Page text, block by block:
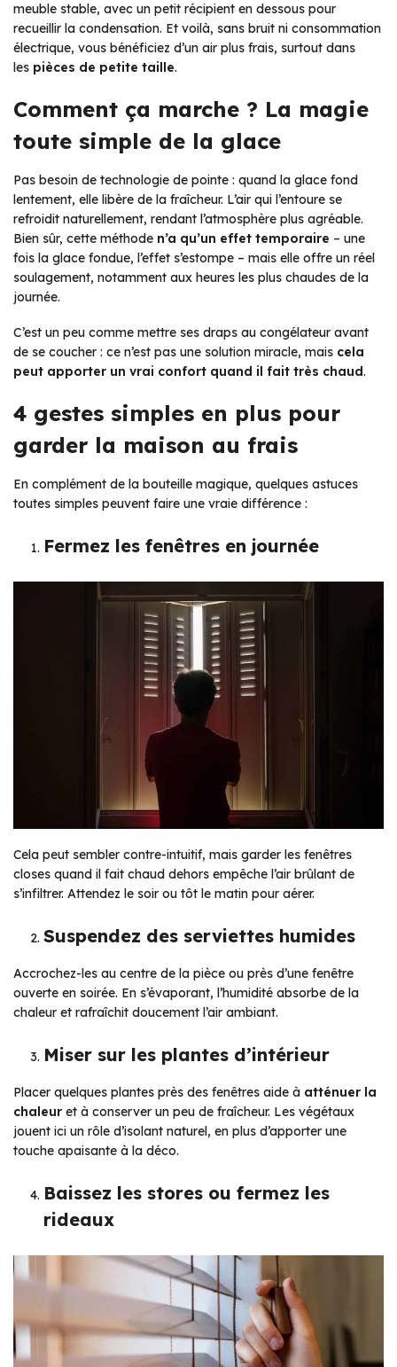
meuble stable, avec un petit récipient en dessous pour
recueillir la condensation. Et voilà, sans bruit ni consommation
électrique, vous bénéficiez d’un air plus frais, surtout dans
les pièces de petite taille.
Comment ça marche ? La magie
toute simple de la glace
Pas besoin de technologie de pointe : quand la glace fond
lentement, elle libère de la fraîcheur. L’air qui l’entoure se
refroidit naturellement, rendant l’atmosphère plus agréable.
Bien sûr, cette méthode n’a qu’un effet temporaire – une
fois la glace fondue, l’effet s’estompe – mais elle offre un réel
soulagement, notamment aux heures les plus chaudes de la
journée.
C’est un peu comme mettre ses draps au congélateur avant
de se coucher : ce n’est pas une solution miracle, mais cela
peut apporter un vrai confort quand il fait très chaud.
4 gestes simples en plus pour
garder la maison au frais
En complément de la bouteille magique, quelques astuces
toutes simples peuvent faire une vraie différence :
Fermez les fenêtres en journée
Cela peut sembler contre-intuitif, mais garder les fenêtres
closes quand il fait chaud dehors empêche l’air brûlant de
s’infiltrer. Attendez le soir ou tôt le matin pour aérer.
Suspendez des serviettes humides
Accrochez-les au centre de la pièce ou près d’une fenêtre
ouverte en soirée. En s’évaporant, l’humidité absorbe de la
chaleur et rafraîchit doucement l’air ambiant.
Miser sur les plantes d’intérieur
Placer quelques plantes près des fenêtres aide à atténuer la
chaleur et à conserver un peu de fraîcheur. Les végétaux
jouent ici un rôle d’isolant naturel, en plus d’apporter une
touche apaisante à la déco.
Baissez les stores ou fermez les
rideaux